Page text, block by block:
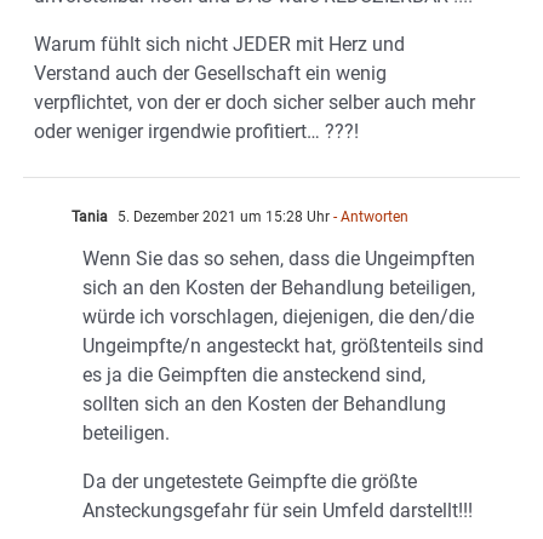
Warum fühlt sich nicht JEDER mit Herz und
Verstand auch der Gesellschaft ein wenig
verpflichtet, von der er doch sicher selber auch mehr
oder weniger irgendwie profitiert… ???!
Tania 5. Dezember 2021 um 15:28 Uhr - Antworten
Wenn Sie das so sehen, dass die Ungeimpften
sich an den Kosten der Behandlung beteiligen,
würde ich vorschlagen, diejenigen, die den/die
Ungeimpfte/n angesteckt hat, größtenteils sind
es ja die Geimpften die ansteckend sind,
sollten sich an den Kosten der Behandlung
beteiligen.
Da der ungetestete Geimpfte die größte
Ansteckungsgefahr für sein Umfeld darstellt!!!